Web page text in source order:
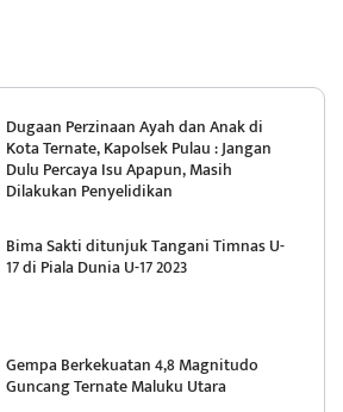
Dugaan Perzinaan Ayah dan Anak di
Kota Ternate, Kapolsek Pulau : Jangan
Dulu Percaya Isu Apapun, Masih
Dilakukan Penyelidikan
Bima Sakti ditunjuk Tangani Timnas U-
17 di Piala Dunia U-17 2023
Gempa Berkekuatan 4,8 Magnitudo
Guncang Ternate Maluku Utara